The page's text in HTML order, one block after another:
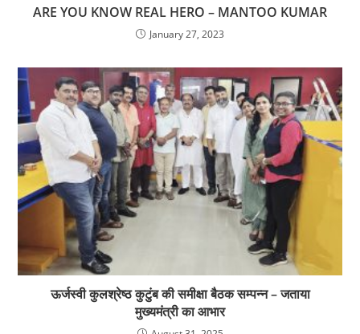
ARE YOU KNOW REAL HERO – MANTOO KUMAR
January 27, 2023
ऊर्जस्वी कुलश्रेष्ठ कुटुंब की समीक्षा बैठक सम्पन्न – जताया
मुख्यमंत्री का आभार